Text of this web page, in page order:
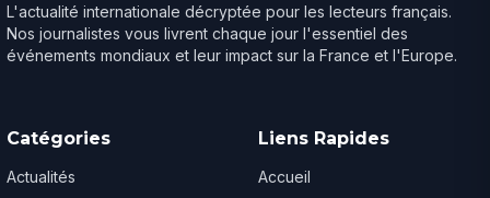
L'actualité internationale décryptée pour les lecteurs français.
Nos journalistes vous livrent chaque jour l'essentiel des
événements mondiaux et leur impact sur la France et l'Europe.
Catégories
Actualités
Liens Rapides
Accueil